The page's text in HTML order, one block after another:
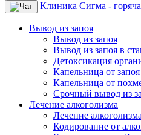
Клиника Сигма -
Вывод из запоя
Вывод из запоя
Вывод из запоя в
Детоксикация
Капельница от запоя
Капельница от
Срочный вывод из
Лечение алкоголизма
Лечение алкоголизма
Кодирование от